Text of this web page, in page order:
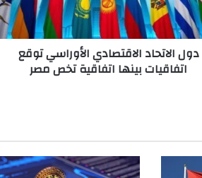
دول الاتحاد الاقتصادي الأوراسي توقع
اتفاقيات بينها اتفاقية تخص مصر